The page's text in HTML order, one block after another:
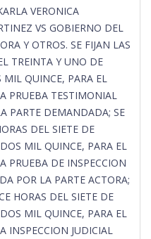
VERONICA
VS GOBIERNO DEL
Y OTROS. SE FIJAN LAS
TREINTA Y UNO DE
MIL QUINCE, PARA EL
PRUEBA TESTIMONIAL
PARTE DEMANDADA; SE
DEL SIETE DE
MIL QUINCE, PARA EL
PRUEBA DE INSPECCION
POR LA PARTE ACTORA;
HORAS DEL SIETE DE
MIL QUINCE, PARA EL
INSPECCION JUDICIAL